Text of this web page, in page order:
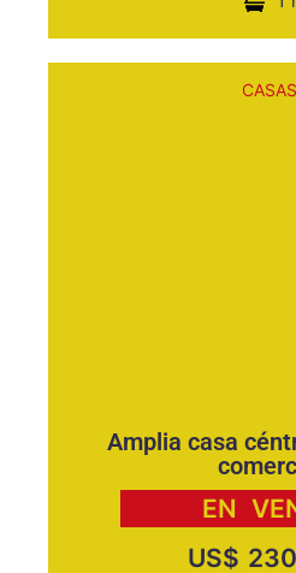
CASAS
Amplia casa
EN
US$